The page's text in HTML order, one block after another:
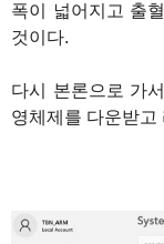
폭이 넓어지고 출
것이다.
다시 본론으로 가
영체제를 다운받고